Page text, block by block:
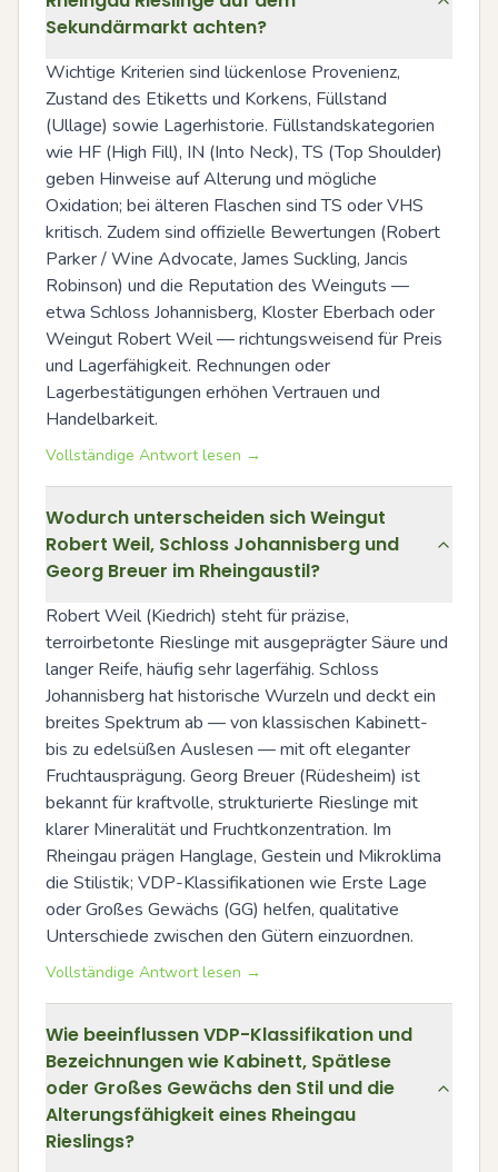
Sekundärmarkt achten?
Wichtige Kriterien sind lückenlose Provenienz,
Zustand des Etiketts und Korkens, Füllstand
(Ullage) sowie Lagerhistorie. Füllstandskategorien
wie HF (High Fill), IN (Into Neck), TS (Top Shoulder)
geben Hinweise auf Alterung und mögliche
Oxidation; bei älteren Flaschen sind TS oder VHS
kritisch. Zudem sind offizielle Bewertungen (Robert
Parker / Wine Advocate, James Suckling, Jancis
Robinson) und die Reputation des Weinguts —
etwa Schloss Johannisberg, Kloster Eberbach oder
Weingut Robert Weil — richtungsweisend für Preis
und Lagerfähigkeit. Rechnungen oder
Lagerbestätigungen erhöhen Vertrauen und
Handelbarkeit.
Vollständige Antwort lesen →
Wodurch unterscheiden sich Weingut
Robert Weil, Schloss Johannisberg und
Georg Breuer im Rheingaustil?
Robert Weil (Kiedrich) steht für präzise,
terroirbetonte Rieslinge mit ausgeprägter Säure und
langer Reife, häufig sehr lagerfähig. Schloss
Johannisberg hat historische Wurzeln und deckt ein
breites Spektrum ab — von klassischen Kabinett-
bis zu edelsüßen Auslesen — mit oft eleganter
Fruchtausprägung. Georg Breuer (Rüdesheim) ist
bekannt für kraftvolle, strukturierte Rieslinge mit
klarer Mineralität und Fruchtkonzentration. Im
Rheingau prägen Hanglage, Gestein und Mikroklima
die Stilistik; VDP-Klassifikationen wie Erste Lage
oder Großes Gewächs (GG) helfen, qualitative
Unterschiede zwischen den Gütern einzuordnen.
Vollständige Antwort lesen →
Wie beeinflussen VDP-Klassifikation und
Bezeichnungen wie Kabinett, Spätlese
oder Großes Gewächs den Stil und die
Alterungsfähigkeit eines Rheingau
Rieslings?